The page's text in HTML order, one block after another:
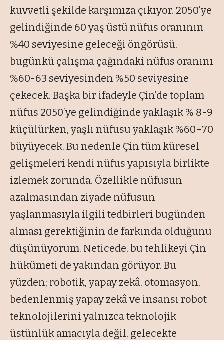
kuvvetli şekilde karşımıza çıkıyor. 2050’ye
gelindiğinde 60 yaş üstü nüfus oranının
%40 seviyesine geleceği öngörüsü,
bugünkü çalışma çağındaki nüfus oranını
%60-63 seviyesinden %50 seviyesine
çekecek. Başka bir ifadeyle Çin’de toplam
nüfus 2050’ye gelindiğinde yaklaşık % 8-9
küçülürken, yaşlı nüfusu yaklaşık %60–70
büyüyecek. Bu nedenle Çin tüm küresel
gelişmeleri kendi nüfus yapısıyla birlikte
izlemek zorunda. Özellikle nüfusun
azalmasından ziyade nüfusun
yaşlanmasıyla ilgili tedbirleri bugünden
alması gerektiğinin de farkında olduğunu
düşünüyorum. Neticede, bu tehlikeyi Çin
hükümeti de yakından görüyor. Bu
yüzden; robotik, yapay zekâ, otomasyon,
bedenlenmiş yapay zekâ ve insansı robot
teknolojilerini yalnızca teknolojik
üstünlük amacıyla değil, gelecekte